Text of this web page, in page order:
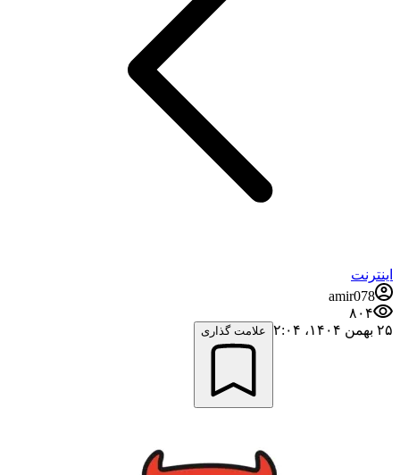
اینترنت
amir078
۸۰۴
۲۵ بهمن ۱۴۰۴،‏ ۲:۰۴
علامت گذاری